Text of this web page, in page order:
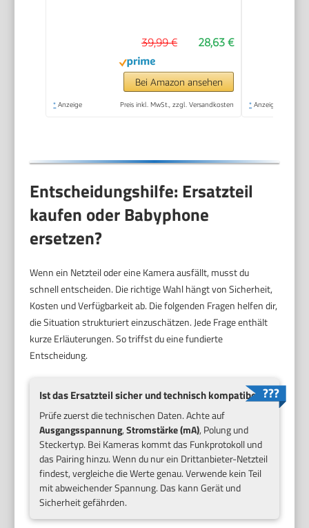
28,63 €
39,99 €
Bei Amazon ansehen
* Anzeige Preis inkl. MwSt., zzgl. Versandkosten * Anzeige
Entscheidungshilfe: Ersatzteil
kaufen oder Babyphone
ersetzen?
Wenn ein Netzteil oder eine Kamera ausfällt, musst du
schnell entscheiden. Die richtige Wahl hängt von Sicherheit,
Kosten und Verfügbarkeit ab. Die folgenden Fragen helfen dir,
die Situation strukturiert einzuschätzen. Jede Frage enthält
kurze Erläuterungen. So triffst du eine fundierte
Entscheidung.
Ist das Ersatzteil sicher und technisch kompatibel?
Prüfe zuerst die technischen Daten. Achte auf
Ausgangsspannung,Stromstärke (mA), Polung und
Steckertyp. Bei Kameras kommt das Funkprotokoll und
das Pairing hinzu. Wenn du nur ein Drittanbieter-Netzteil
findest, vergleiche die Werte genau. Verwende kein Teil
mit abweichender Spannung. Das kann Gerät und
Sicherheit gefährden.